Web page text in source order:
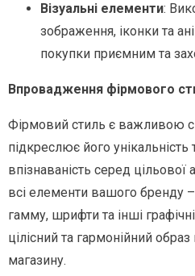
Візуальні елементи:
зображення, іконки та
покупки приємним та
Впровадження фірмового
Фірмовий стиль є важливою
підкреслює його
впізнаваність серед
всі елементи вашого бренду
гамму, шрифти та інші
цілісний та гармонійний
магазину.